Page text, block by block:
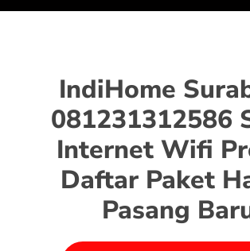
IndiHome
081231312586
Internet Wifi
Daftar Paket
Pasang